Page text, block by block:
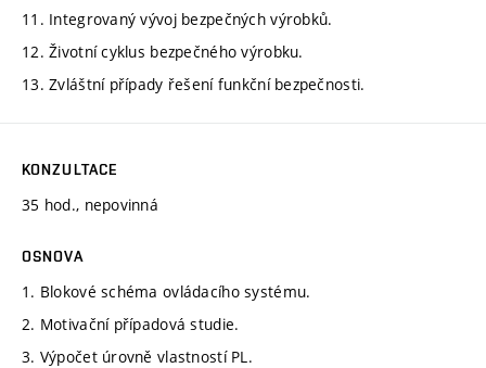
11. Integrovaný vývoj bezpečných výrobků.
12. Životní cyklus bezpečného výrobku.
13. Zvláštní případy řešení funkční bezpečnosti.
KONZULTACE
35 hod., nepovinná
OSNOVA
1. Blokové schéma ovládacího systému.
2. Motivační případová studie.
3. Výpočet úrovně vlastností PL.